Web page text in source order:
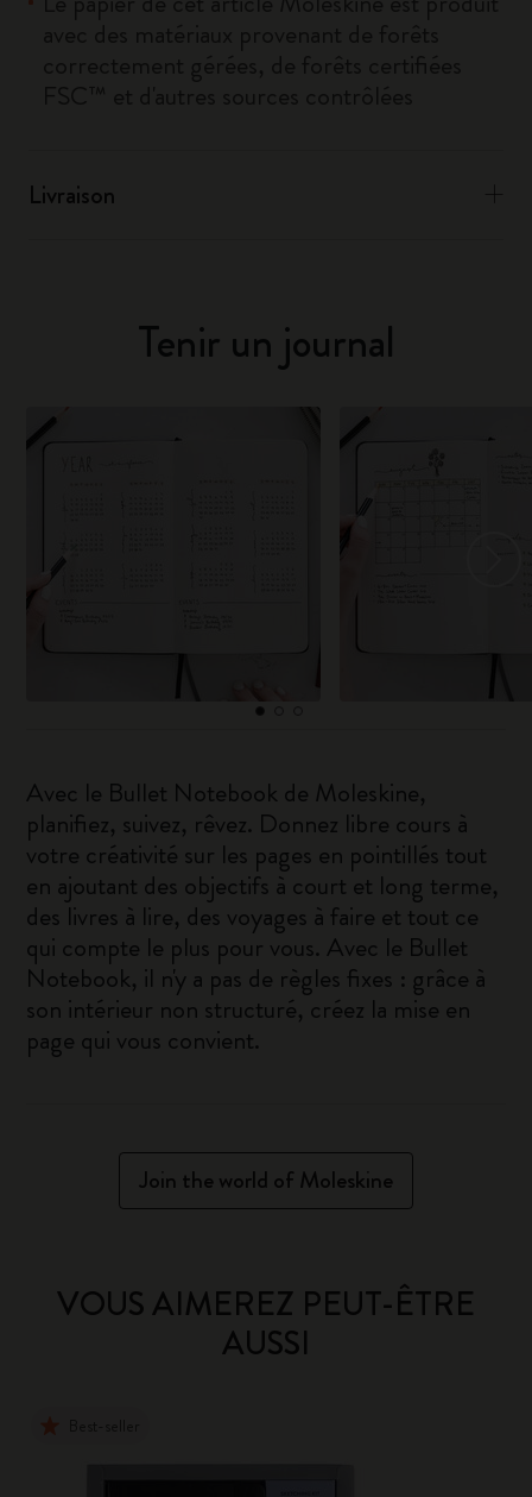
Livraison
Tenir un journal
Avec le Bullet Notebook de Moleskine,
planifiez, suivez, rêvez. Donnez libre cours à
votre créativité sur les pages en pointillés tout
en ajoutant des objectifs à court et long terme,
des livres à lire, des voyages à faire et tout ce
qui compte le plus pour vous. Avec le Bullet
Notebook, il n'y a pas de règles fixes : grâce à
son intérieur non structuré, créez la mise en
page qui vous convient.
Join the world of Moleskine
VOUS AIMEREZ PEUT-ÊTRE
AUSSI